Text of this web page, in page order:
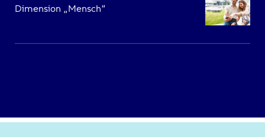
Dimension „Mensch“